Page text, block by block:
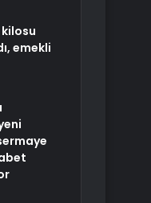
emekli